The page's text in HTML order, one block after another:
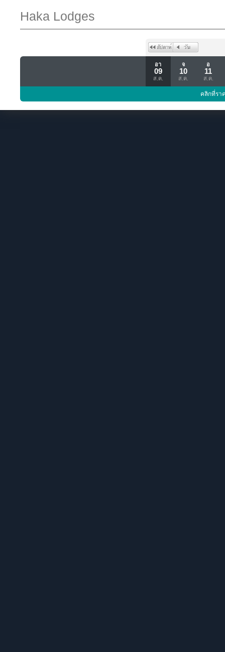
Haka Lodges
อา
09
ส.ค.
จ
10
ส.ค.
อ
11
ส.ค.
คลิกที่รา